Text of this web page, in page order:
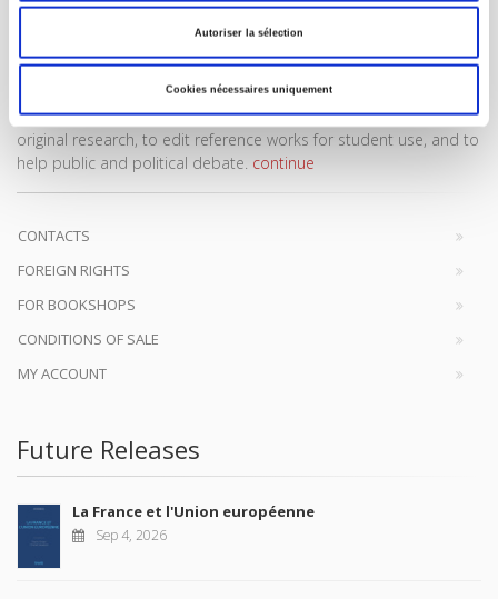
Autoriser la sélection
Cookies nécessaires uniquement
SCIENCES PO UNIVERSITY PRESS has a threefold role: to publish
original research, to edit reference works for student use, and to
help public and political debate. continue
CONTACTS
FOREIGN RIGHTS
FOR BOOKSHOPS
CONDITIONS OF SALE
MY ACCOUNT
Future Releases
La France et l'Union européenne
Sep 4, 2026